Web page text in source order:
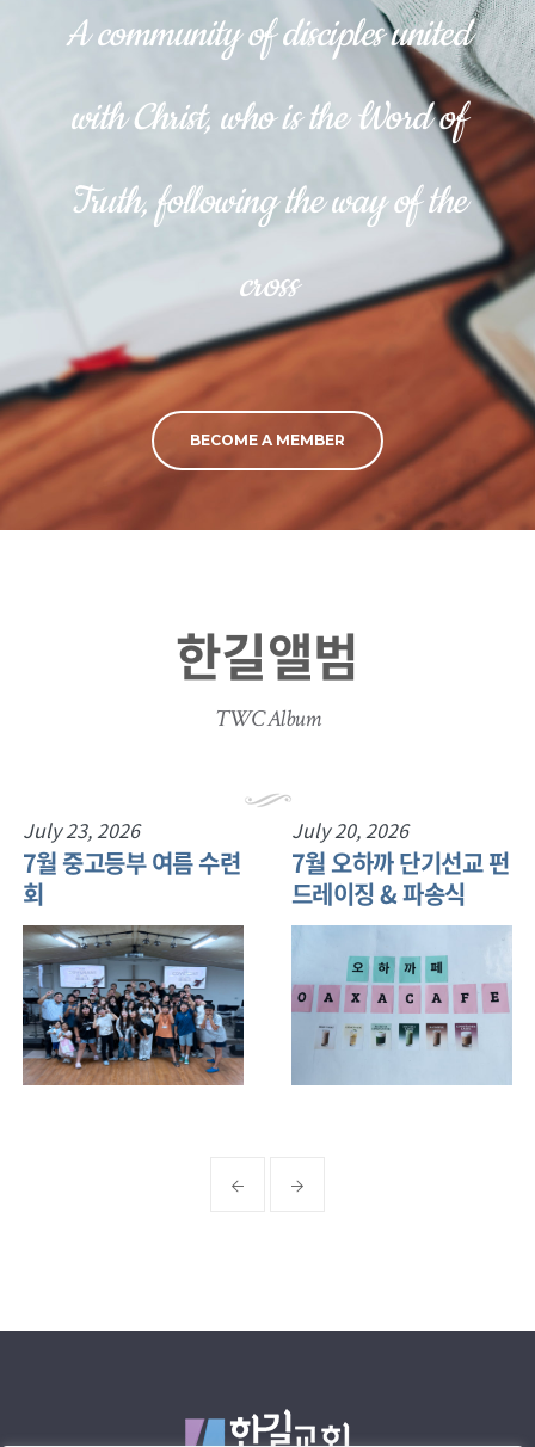
A community of disciples united
with Christ, who is the Word of
Truth, following the way of the
cross
BECOME A MEMBER
한길앨범
TWC Album
July 23, 2026
7월 중고등부 여름 수련
회
July 20, 2026
7월 오하까 단기선교 펀
드레이징 & 파송식